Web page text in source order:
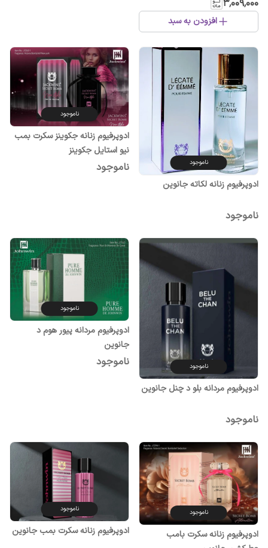
۳٬۰۰۹٬۰۰۰
افزودن به سبد
ناموجود
ادوپرفیوم زنانه لکاته جانوین
ناموجود
ناموجود
ادوپرفیوم زنانه جکوینز سکرت بمب
نیو استایل جکوینز
ناموجود
ناموجود
ادوپرفیوم مردانه بلو د چنل جانوین
ناموجود
ناموجود
ادوپرفیوم مردانه پیور هوم د
جانوین
ناموجود
ناموجود
ادوپرفیوم زنانه سکرت بامب
ناموجود
ادوپرفیوم زنانه سکرت بمب جانوین